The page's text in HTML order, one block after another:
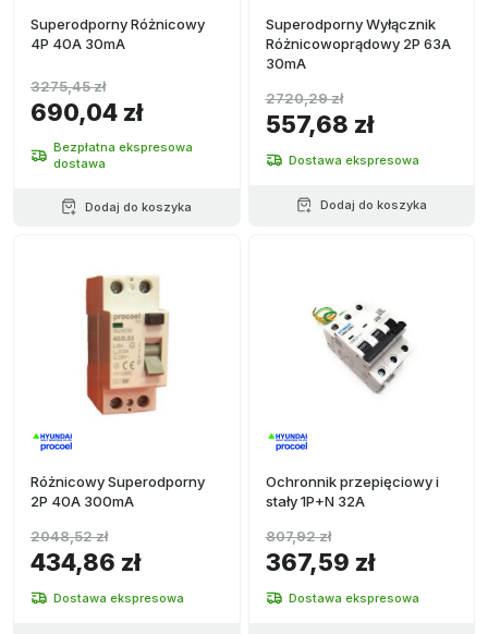
Superodporny Różnicowy
4P 40A 30mA
690,04 zł
3275,45 zł
Bezpłatna ekspresowa
dostawa
Dodaj do koszyka
Superodporny Wyłącznik
Różnicowoprądowy 2P 63A
30mA
557,68 zł
2720,29 zł
Dostawa ekspresowa
Dodaj do koszyka
Różnicowy Superodporny
2P 40A 300mA
434,86 zł
2048,52 zł
Dostawa ekspresowa
Ochronnik przepięciowy i
stały 1P+N 32A
367,59 zł
807,92 zł
Dostawa ekspresowa